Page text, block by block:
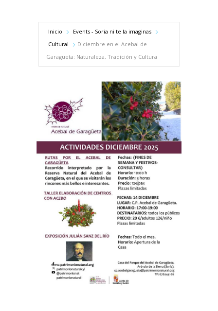
Inicio
Events - Soria ni te la imaginas
Cultural
Diciembre en el Acebal de
Garagüeta: Naturaleza, Tradición y Cultura